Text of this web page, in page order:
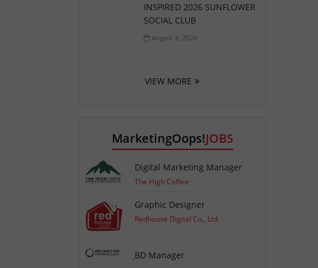
INSPIRED 2026 SUNFLOWER
SOCIAL CLUB
August 6, 2026
VIEW MORE
MarketingOops!JOBS
Digital Marketing Manager
The High Coffee
Graphic Designer
Redhouse Digital Co., Ltd.
ฺBD Manager